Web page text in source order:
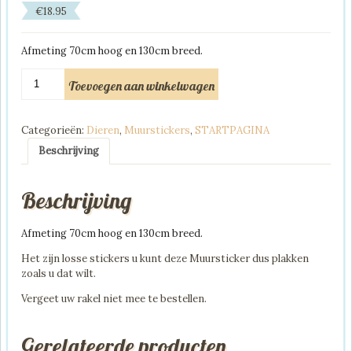
€18.95
Afmeting 70cm hoog en 130cm breed.
Dino
Toevoegen aan winkelwagen
Categorieën: Dieren, Muurstickers, STARTPAGINA
Beschrijving
Beschrijving
Afmeting 70cm hoog en 130cm breed.
Het zijn losse stickers u kunt deze Muursticker dus plakken
zoals u dat wilt.
Vergeet uw rakel niet mee te bestellen.